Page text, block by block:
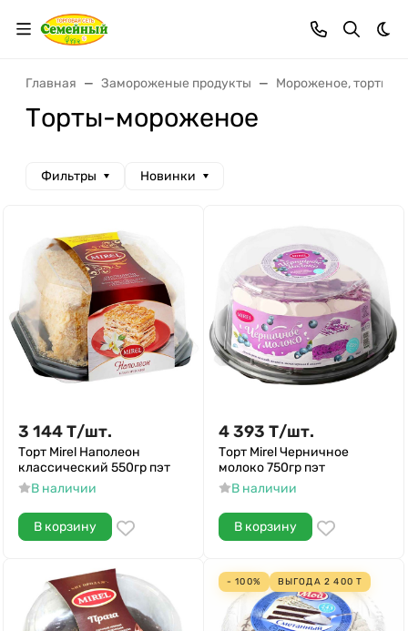
Главная Замороженые продукты Мороженое, торты
Торты-мороженое
Фильтры Новинки
3 144Т/шт.
Торт Mirel Наполеон
классический 550гр пэт
В наличии
В корзину
4 393 Т/шт.
Торт Mirel Черничное
молоко 750гр пэт
В наличии
В корзину
- 100% ВЫГОДА 2 400 Т